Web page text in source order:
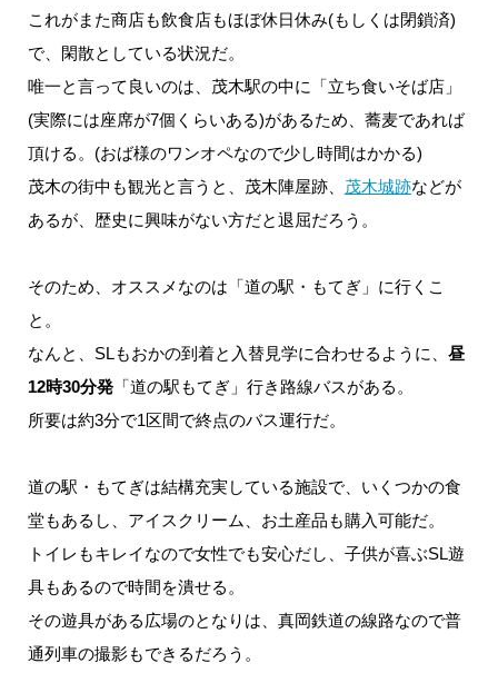
これがまた商店も飲食店もほぼ休日休み(もしくは閉鎖済)
で、閑散としている状況だ。
唯一と言って良いのは、茂木駅の中に「立ち食いそば店」
(実際には座席が7個くらいある)があるため、蕎麦であれば
頂ける。(おば様のワンオペなので少し時間はかかる)
茂木の街中も観光と言うと、茂木陣屋跡、 茂木城跡などが
あるが、歴史に興味がない方だと退屈だろう。
そのため、オススメなのは「道の駅・もてぎ」に行くこ
と。
なんと、SLもおかの到着と入替見学に合わせるように、 昼
12時30分発「道の駅もてぎ」行き路線バスがある。
所要は約3分で1区間で終点のバス運行だ。
道の駅・もてぎは結構充実している施設で、いくつかの食
堂もあるし、アイスクリーム、お土産品も購入可能だ。
トイレもキレイなので女性でも安心だし、子供が喜ぶSL遊
具もあるので時間を潰せる。
その遊具がある広場のとなりは、真岡鉄道の線路なので普
通列車の撮影もできるだろう。